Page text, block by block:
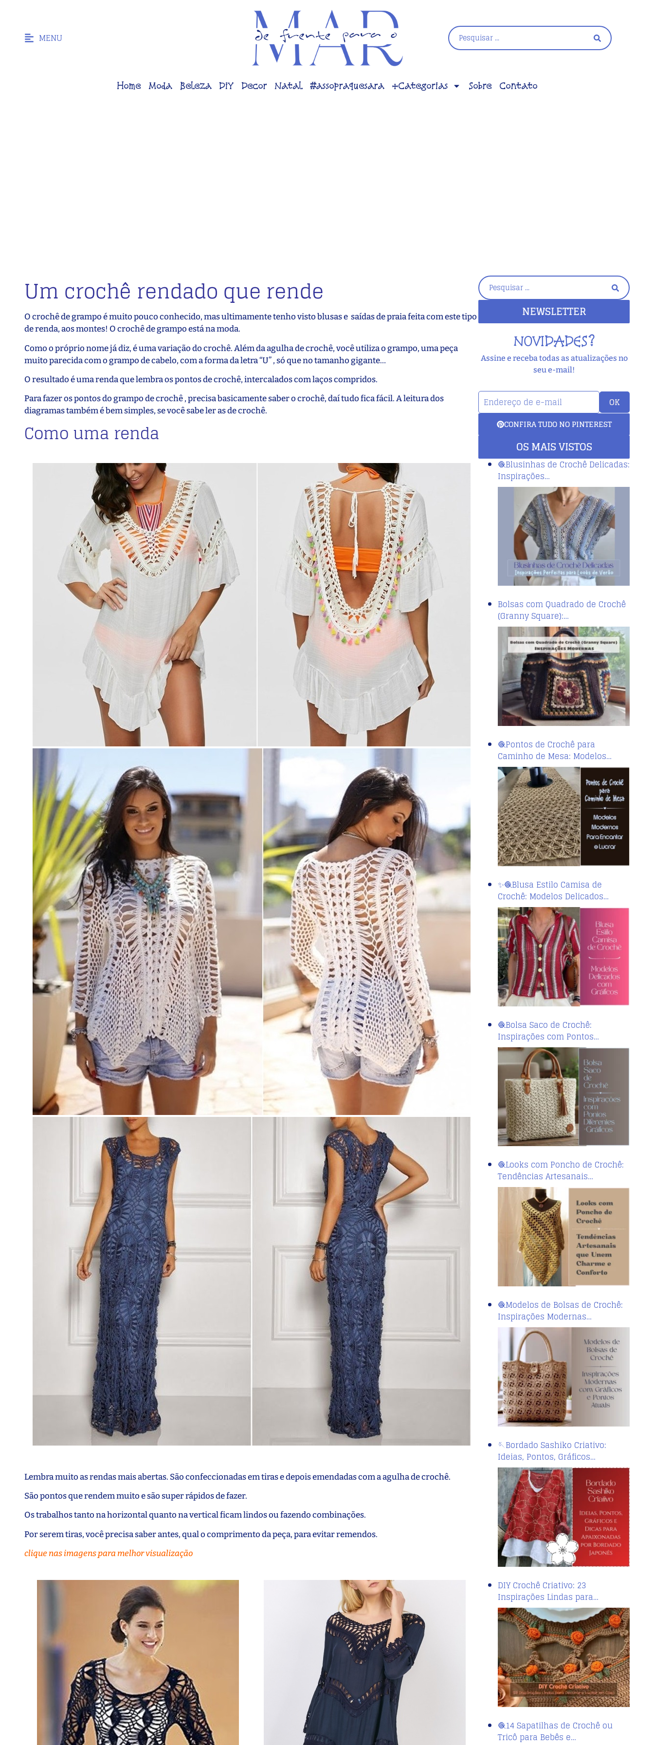
MENU
Home Moda Beleza DiY Decor Natal #assopraquesara +Categorias Sobre Contato
Um crochê rendado que rende
O crochê de grampo é muito pouco conhecido, mas ultimamente tenho visto blusas e saídas de praia feita com este tipo
de renda, aos montes! O crochê de grampo está na moda.
Como o próprio nome já diz, é uma variação do crochê. Além da agulha de crochê, você utiliza o grampo, uma peça
muito parecida com o grampo de cabelo, com a forma da letra “U” , só que no tamanho gigante…
O resultado é uma renda que lembra os pontos de crochê, intercalados com laços compridos.
Para fazer os pontos do grampo de crochê , precisa basicamente saber o crochê, daí tudo fica fácil. A leitura dos
diagramas também é bem simples, se você sabe ler as de crochê.
Como uma renda
Lembra muito as rendas mais abertas. São confeccionadas em tiras e depois emendadas com a agulha de crochê.
São pontos que rendem muito e são super rápidos de fazer.
Os trabalhos tanto na horizontal quanto na vertical ficam lindos ou fazendo combinações.
Por serem tiras, você precisa saber antes, qual o comprimento da peça, para evitar remendos.
clique nas imagens para melhor visualização
NEWSLETTER
NOVIDADES?
Assine e receba todas as atualizações no
seu e-mail!
OK
CONFIRA TUDO NO PINTEREST
OS MAIS VISTOS
🧶Blusinhas de Crochê Delicadas:
Inspirações…
Bolsas com Quadrado de Crochê
(Granny Square):…
🧶Pontos de Crochê para
Caminho de Mesa: Modelos…
✨🧶Blusa Estilo Camisa de
Crochê: Modelos Delicados…
🧶Bolsa Saco de Crochê:
Inspirações com Pontos…
🧶Looks com Poncho de Crochê:
Tendências Artesanais…
🧶Modelos de Bolsas de Crochê:
Inspirações Modernas…
🪡Bordado Sashiko Criativo:
Ideias, Pontos, Gráficos…
DIY Crochê Criativo: 23
Inspirações Lindas para…
🧶14 Sapatilhas de Crochê ou
Tricô para Bebês e…